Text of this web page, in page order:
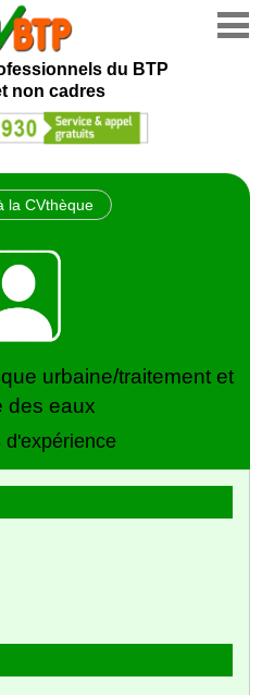
du BTP
non cadres
la CVthèque
urbaine/traitement et
des eaux
d'expérience